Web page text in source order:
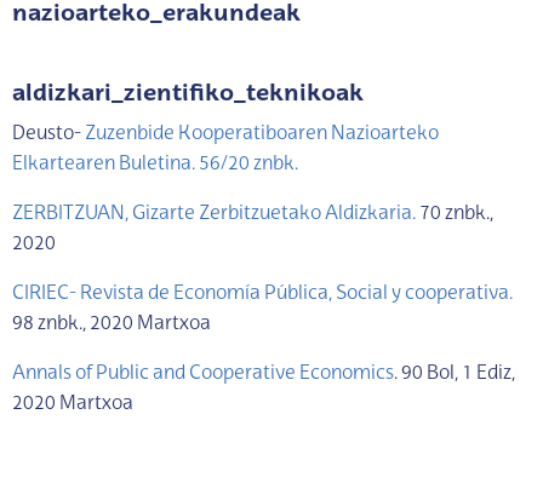
nazioarteko_erakundeak
aldizkari_zientifiko_teknikoak
Deusto- Zuzenbide Kooperatiboaren Nazioarteko
Elkartearen Buletina. 56/20 znbk.
ZERBITZUAN, Gizarte Zerbitzuetako Aldizkaria. 70 znbk.,
2020
CIRIEC- Revista de Economía Pública, Social y cooperativa.
98 znbk., 2020 Martxoa
Annals of Public and Cooperative Economics. 90 Bol, 1 Ediz,
2020 Martxoa